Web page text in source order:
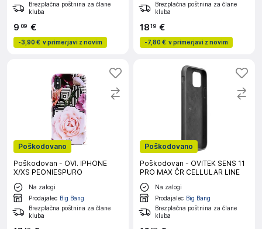
Brezplačna poštnina za člane
kluba
9 09 €
-3,90 € v primerjavi z novim
Brezplačna poštnina za člane
kluba
1819 €
-7,80 € v primerjavi z novim
Poškodovano
Poškodovan - OVI. IPHONE
X/XS PEONIESPURO
Na zalogi
Prodajalec Big Bang
Brezplačna poštnina za člane
kluba
Poškodovano
Poškodovan - OVITEK SENS 11
PRO MAX ČR CELLULAR LINE
Na zalogi
Prodajalec Big Bang
Brezplačna poštnina za člane
kluba